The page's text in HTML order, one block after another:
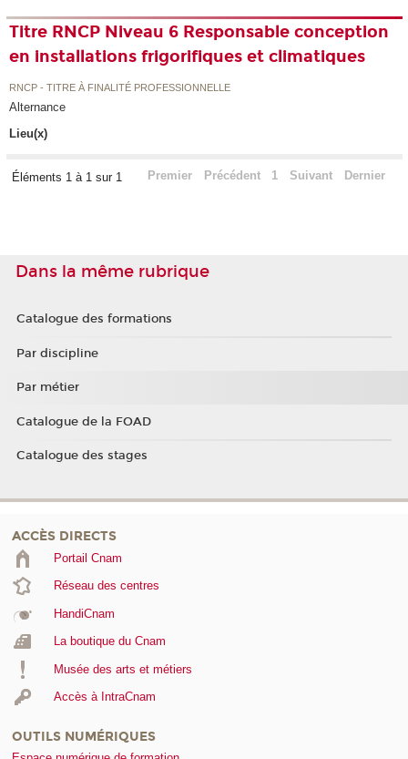
Titre RNCP Niveau 6 Responsable conception
en installations frigorifiques et climatiques
RNCP - TITRE À FINALITÉ PROFESSIONNELLE
Alternance
Lieu(x)
Éléments 1 à 1 sur 1 Premier Précédent 1 Suivant Dernier
Dans la même rubrique
Catalogue des formations
Par discipline
Par métier
Catalogue de la FOAD
Catalogue des stages
ACCÈS DIRECTS
Portail Cnam
Réseau des centres
HandiCnam
La boutique du Cnam
Musée des arts et métiers
Accès à IntraCnam
OUTILS NUMÉRIQUES